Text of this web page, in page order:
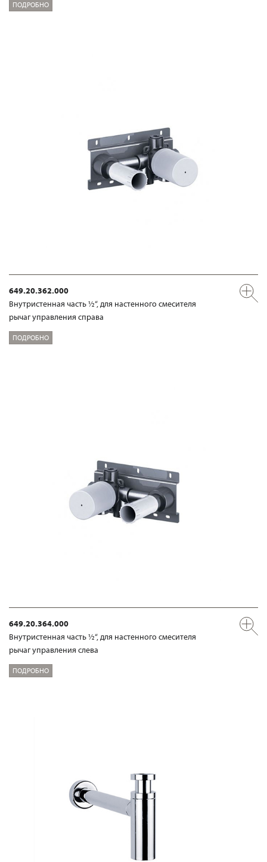
ПОДРОБНО
649.20.362.000
Внутристенная часть ½“, для настенного смесителя
рычаг управления справа
ПОДРОБНО
649.20.364.000
Внутристенная часть ½“, для настенного смесителя
рычаг управления слева
ПОДРОБНО